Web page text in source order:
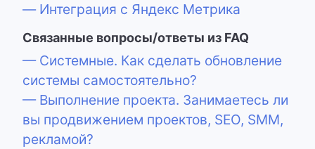
— Интеграция с Яндекс Метрика
Связанные вопросы/ответы из FAQ
— Системные. Как сделать обновление
системы самостоятельно?
— Выполнение проекта. Занимаетесь ли
вы продвижением проектов, SEO, SMM,
рекламой?